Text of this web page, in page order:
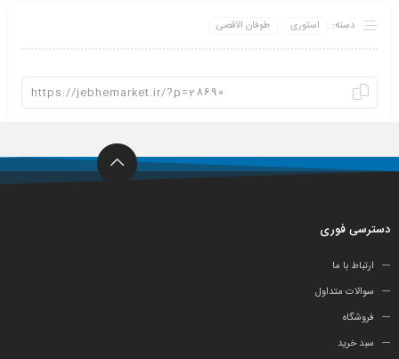
دسته: استوری طوفان الاقصی
دسترسی فوری
ارتباط با ما
سوالات متداول
فروشگاه
سبد خرید